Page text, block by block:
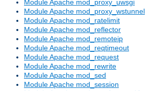
Module Apache mod_proxy_uwsgi
Module Apache mod_proxy_wstunnel
Module Apache mod_ratelimit
Module Apache mod_reflector
Module Apache mod_remoteip
Module Apache mod_reqtimeout
Module Apache mod_request
Module Apache mod_rewrite
Module Apache mod_sed
Module Apache mod_session